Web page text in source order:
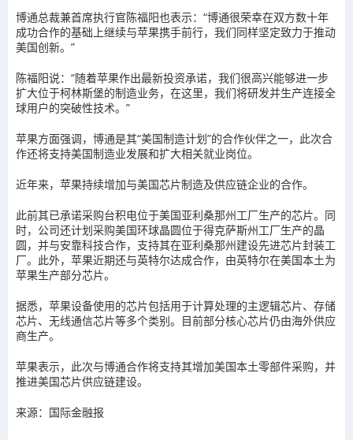
博通总裁兼首席执行官陈福阳也表示：“博通很荣幸在双方数十年
成功合作的基础上继续与苹果携手前行，我们同样坚定致力于推动
美国创新。”
陈福阳说：“随着苹果作出最新投资承诺，我们很高兴能够进一步
扩大位于柯林斯堡的制造业务，在这里，我们将研发并生产连接全
球用户的突破性技术。”
苹果方面强调，博通是其“美国制造计划”的合作伙伴之一，此次合
作还将支持美国制造业发展和扩大相关就业岗位。
近年来，苹果持续增加与美国芯片制造及供应链企业的合作。
此前其已承诺采购台积电位于美国亚利桑那州工厂生产的芯片。同
时，公司还计划采购美国环球晶圆位于得克萨斯州工厂生产的晶
圆，并与安靠科技合作，支持其在亚利桑那州建设先进芯片封装工
厂。此外，苹果近期还与英特尔达成合作，由英特尔在美国本土为
苹果生产部分芯片。
据悉，苹果设备使用的芯片包括用于计算处理的主逻辑芯片、存储
芯片、无线通信芯片等多个类别。目前部分核心芯片仍由海外供应
商生产。
苹果表示，此次与博通合作将支持其增加美国本土零部件采购，并
推进美国芯片供应链建设。
来源：国际金融报